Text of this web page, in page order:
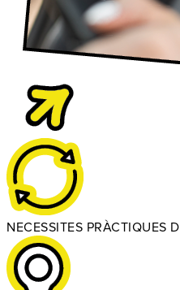
NECESSITES PRÀCTIQUES